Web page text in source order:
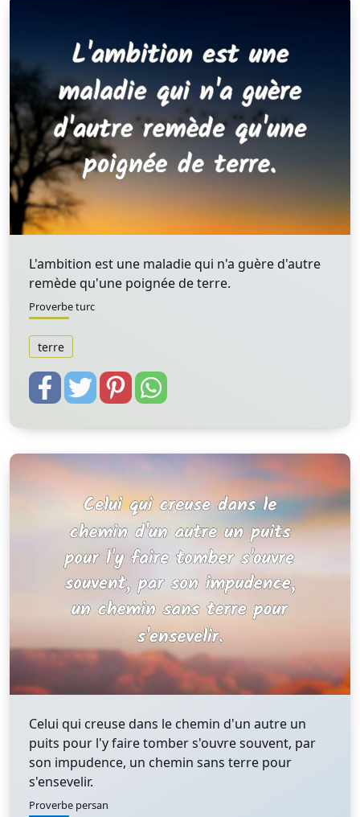
L'ambition est une maladie qui n'a guère d'autre
remède qu'une poignée de terre.
Proverbe turc
terre
Celui qui creuse dans le chemin d'un autre un
puits pour l'y faire tomber s'ouvre souvent, par
son impudence, un chemin sans terre pour
s'ensevelir.
Proverbe persan